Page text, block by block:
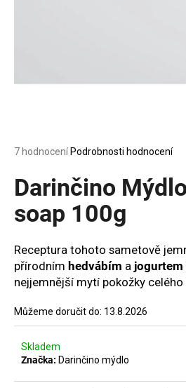
Průměrné
produktu
je
z
hvězdiček.
7 hodnocení Podrobnosti hodnocení
Darinčino
soap 100g
Receptura tohoto sametově
přírodním hedvábím a jogurtem
nejjemnější mytí pokožky celého
Můžeme doručit do: 13.8.2026
Skladem
Značka: Darinčino mýdlo
D
p
o
r
č
u
e
m